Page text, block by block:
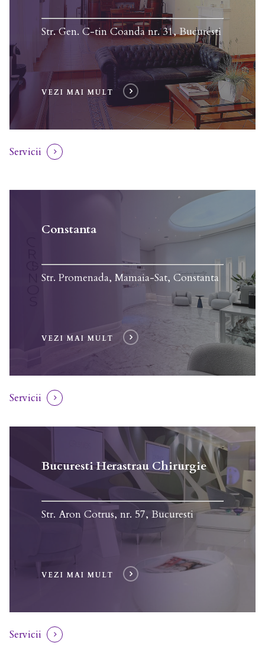
Str. Gen. C-tin Coanda nr. 31, Bucuresti
VEZI MAI MULT
Servicii
Constanta
Str. Promenada, Mamaia-Sat, Constanta
VEZI MAI MULT
Servicii
Bucuresti Herastrau Chirurgie
Str. Aron Cotrus, nr. 57, Bucuresti
VEZI MAI MULT
Servicii